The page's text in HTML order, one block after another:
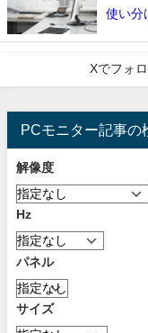
使い分
Xでフォ
PCモニター記事の
解像度
Hz
パネル
サイズ